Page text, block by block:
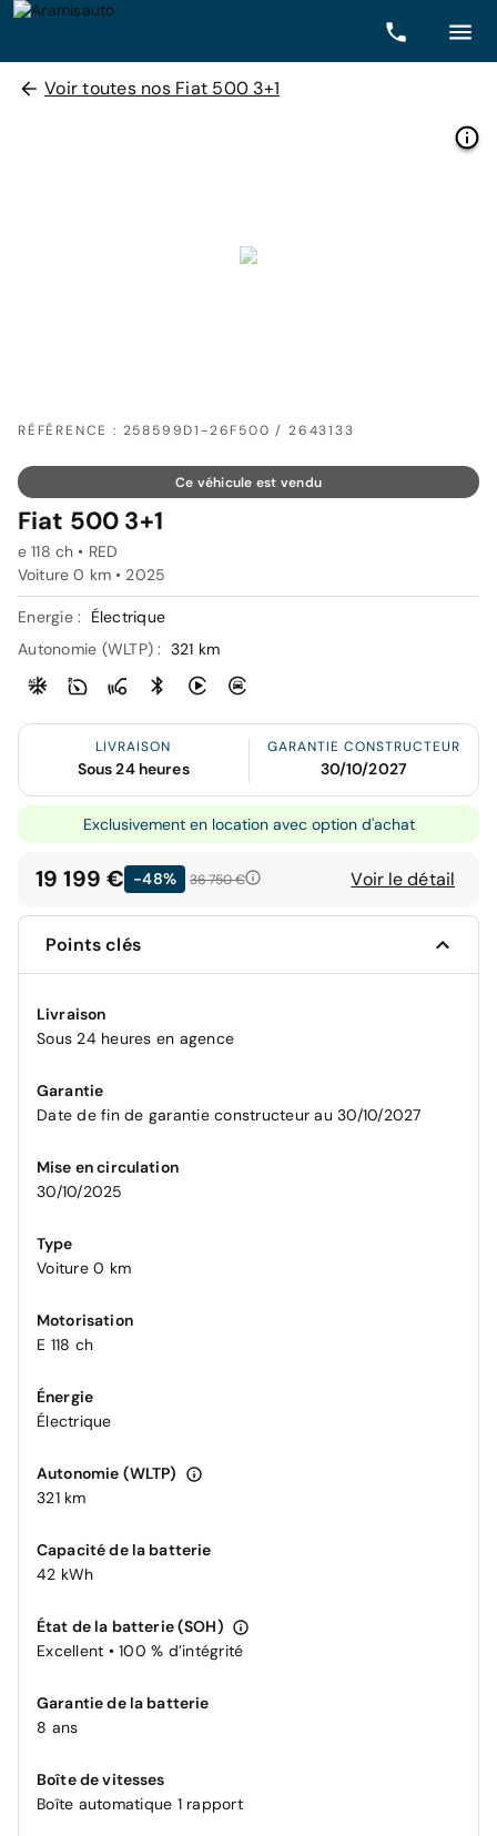
Voir toutes nos Fiat 500 3+1
RÉFÉRENCE : 258599D1-26F500 / 2643133
Ce véhicule est vendu
Fiat 500 3+1
e 118 ch • RED
Voiture 0 km • 2025
Energie :
Électrique
Autonomie (WLTP) : 321 km
LIVRAISON
Sous 24 heures
GARANTIE CONSTRUCTEUR
30/10/2027
Exclusivement en location avec option d'achat
19 199 € -48% 36 750 € Voir le détail
Points clés
Livraison
Sous 24 heures en agence
Garantie
Date de fin de garantie constructeur au 30/10/2027
Mise en circulation
30/10/2025
Type
Voiture 0 km
Motorisation
E 118 ch
Énergie
Électrique
Autonomie (WLTP)
321 km
Capacité de la batterie
42 kWh
État de la batterie (SOH)
Excellent • 100 % d’intégrité
Garantie de la batterie
8 ans
Boîte de vitesses
Boîte automatique 1 rapport